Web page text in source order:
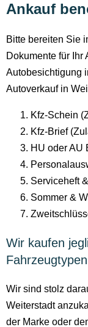
Ankauf
Bitte bereiten Sie
Dokumente für Ihr
Autobesichtigung
Autoverkauf in
Kfz-Schein
Kfz-Brief
HU oder AU
Serviceheft
Sommer &
Wir kaufen
Wir sind stolz
Weiterstadt
der Marke oder